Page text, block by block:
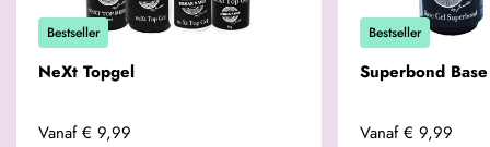
Bestseller
NeXt Topgel
Vanaf € 9,99
Bestseller
Superbond
Vanaf € 9,99